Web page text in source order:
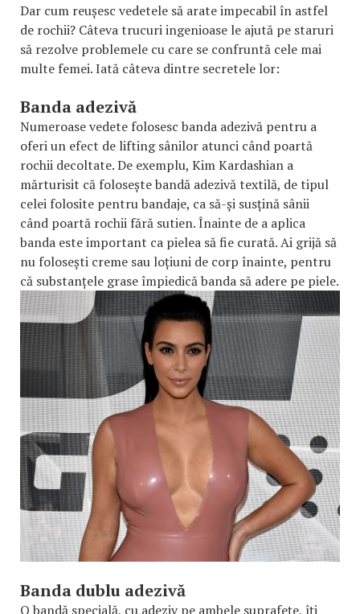
Dar cum reușesc vedetele să arate impecabil în astfel
de rochii? Câteva trucuri ingenioase le ajută pe staruri
să rezolve problemele cu care se confruntă cele mai
multe femei. Iată câteva dintre secretele lor:
Banda adezivă
Numeroase vedete folosesc banda adezivă pentru a
oferi un efect de lifting sânilor atunci când poartă
rochii decoltate. De exemplu, Kim Kardashian a
mărturisit că folosește bandă adezivă textilă, de tipul
celei folosite pentru bandaje, ca să-și susțină sânii
când poartă rochii fără sutien. Înainte de a aplica
banda este important ca pielea să fie curată. Ai grijă să
nu folosești creme sau loțiuni de corp înainte, pentru
că substanțele grase împiedică banda să adere pe piele.
Banda dublu adezivă
O bandă specială, cu adeziv pe ambele suprafețe, îți